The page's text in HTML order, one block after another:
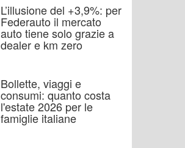
L’illusione del +3,9%: per
Federauto il mercato
auto tiene solo grazie a
dealer e km zero
Bollette, viaggi e
consumi: quanto costa
l'estate 2026 per le
famiglie italiane